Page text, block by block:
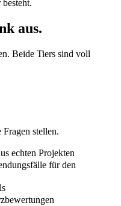
aus.
Beide Tiers sind voll
stellen.
echten Projekten
für den